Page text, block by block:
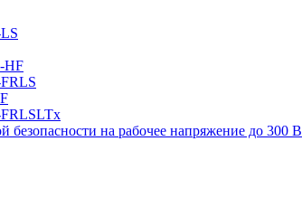
HF
безопасности на рабочее напряжение до 300 В